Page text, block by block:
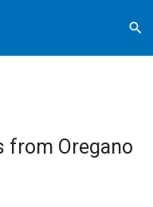
search
from Oregano